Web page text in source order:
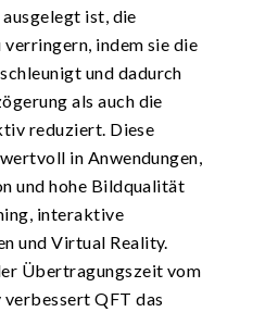
ist, die
indem sie die
und dadurch
als auch die
reduziert. Diese
in Anwendungen,
und hohe Bildqualität
interaktive
und Virtual Reality.
Übertragungszeit vom
QFT das